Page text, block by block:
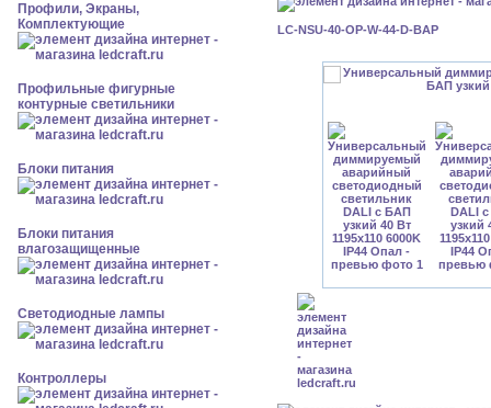
Профили, Экраны,
Комплектующие
Профильные фигурные
контурные светильники
Блоки питания
Блоки питания
влагозащищенные
Светодиодные лампы
Контроллеры
LC-NSU-40-OP-W-44-D-BAP